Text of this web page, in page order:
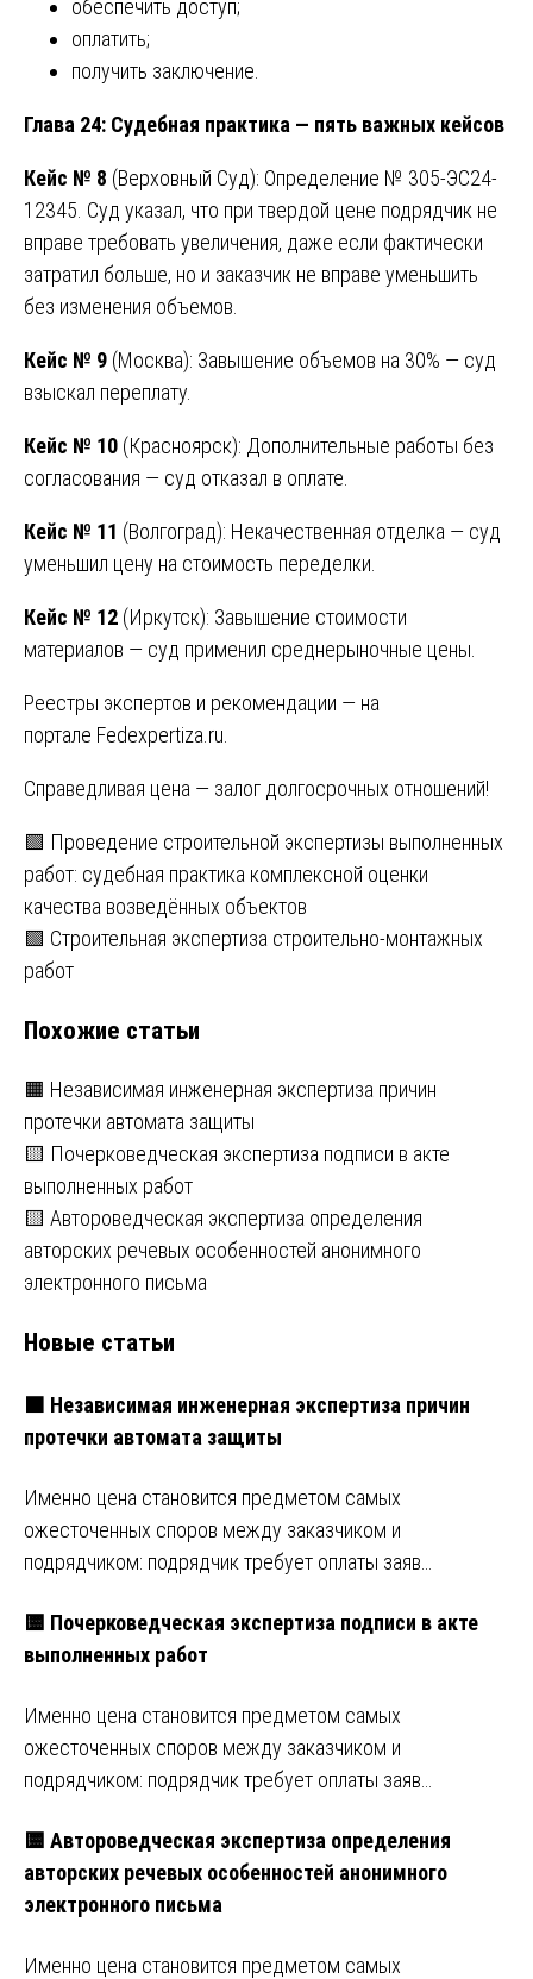
обеспечить доступ;
оплатить;
получить заключение.
Глава 24: Судебная практика — пять важных кейсов
Кейс № 8 (Верховный Суд): Определение № 305-ЭС24-
12345. Суд указал, что при твердой цене подрядчик не
вправе требовать увеличения, даже если фактически
затратил больше, но и заказчик не вправе уменьшить
без изменения объемов.
Кейс № 9 (Москва): Завышение объемов на 30% — суд
взыскал переплату.
Кейс № 10 (Красноярск): Дополнительные работы без
согласования — суд отказал в оплате.
Кейс № 11 (Волгоград): Некачественная отделка — суд
уменьшил цену на стоимость переделки.
Кейс № 12 (Иркутск): Завышение стоимости
материалов — суд применил среднерыночные цены.
Реестры экспертов и рекомендации — на
портале Fedexpertiza.ru
Справедливая цена — залог долгосрочных отношений!
Навигация
по
записям
🟩 Проведение строительной экспертизы выполненных
работ: судебная практика комплексной оценки
качества возведённых объектов
🟩 Строительная экспертиза строительно-монтажных
работ
Похожие статьи
🟧 Независимая инженерная экспертиза причин
протечки автомата защиты
🟨 Почерковедческая экспертиза подписи в акте
выполненных работ
🟨 Автороведческая экспертиза определения
авторских речевых особенностей анонимного
электронного письма
Новые статьи
🟧 Независимая инженерная экспертиза причин
протечки автомата защиты
Именно цена становится предметом самых
ожесточенных споров между заказчиком и
подрядчиком: подрядчик требует оплаты заяв…
🟨 Почерковедческая экспертиза подписи в акте
выполненных работ
Именно цена становится предметом самых
ожесточенных споров между заказчиком и
подрядчиком: подрядчик требует оплаты заяв…
🟨 Автороведческая экспертиза определения
авторских речевых особенностей анонимного
электронного письма
Именно цена становится предметом самых